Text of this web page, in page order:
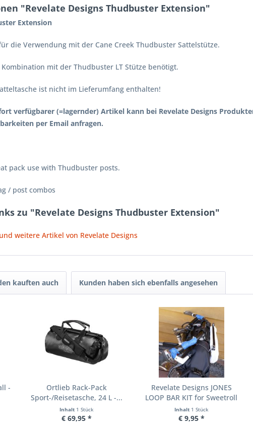
"Revelate Designs Thudbuster Extension"
Extension
die Verwendung mit der Cane Creek Thudbuster Sattelstütze.
mit der Thudbuster LT Stütze benötigt.
ist nicht im Lieferumfang enthalten!
verfügbarer (=lagernder) Artikel kann bei Revelate Designs
per Email anfragen.
pack use with Thudbuster posts.
/ post combos
zu "Revelate Designs Thudbuster Extension"
weitere Artikel von Revelate Designs
kauften auch Kunden haben sich ebenfalls angesehen
-
Ortlieb Rack-Pack
Sport-/Reisetasche, 24 L -...
Inhalt 1 Stück
€ 69,95 *
Revelate Designs JONES
LOOP BAR KIT for Sweetroll
Inhalt 1 Stück
€ 9,95 *